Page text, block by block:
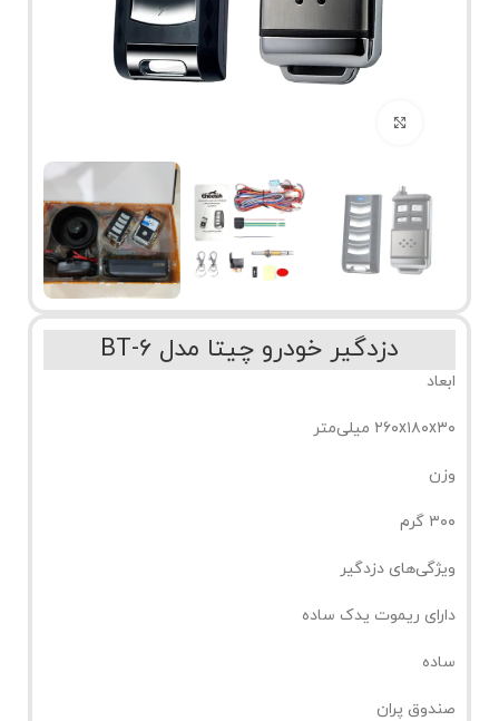
دزدگیر خودرو چیتا مدل BT-6
ابعاد
۲۶۰x۱۸۰x۳۰ میلی‌متر
وزن
۳۰۰ گرم
ویژگی‌های دزدگیر
دارای ریموت یدک ساده
ساده
صندوق پران